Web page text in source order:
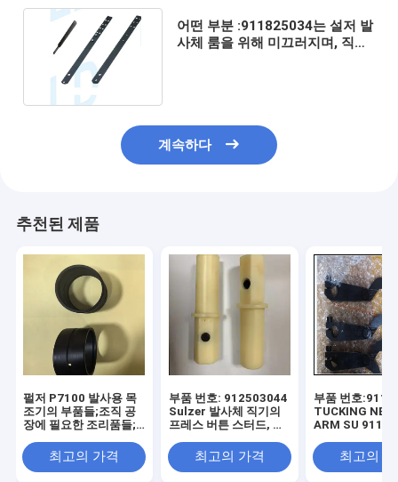
어떤 부분 :911825034는 설저 발
사체 룸을 위해 미끄러지며, 직제
계속하다
추천된 제품
펄저 P7100 발사용 목
조기의 부품들;조직 공
장에 필요한 조리품들;
913, 911 306 861
최고의 가격
부품 번호: 912503044
Sulzer 발사체 직기의
프레스 버튼 스터드, 제
최고의 가격
부품 번호
TUCKING
ARM SU
Sulzer loom 부
기 Lomm 부품
최고의